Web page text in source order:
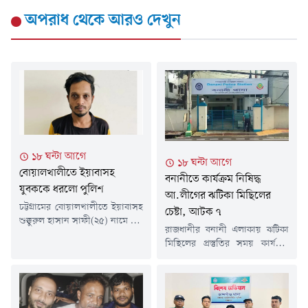
অপরাধথেকে আরও দেখুন
১৮ ঘন্টা আগে
বোয়ালখালীতে ইয়াবাসহ
যুবককে ধরলো পুলিশ
চট্টগ্রামের বোয়ালখালীতে ইয়াবাসহ
শুক্কুরুল হাসান সাফী(২৫) নামে এক
বাজারে ইয়াবা ট্যাবলেট বিক্রি সময়
তাকে আটক করা হয়।সাফী
সারোয়াতলী ইউনিয়নের ৫ নাম্বার
১৮ ঘন্টা আগে
বনানীতে কার্যক্রম নিষিদ্ধ
আ.লীগের ঝটিকা মিছিলের
চেষ্টা, আটক ৭
রাজধানীর বনানী এলাকায় ঝটিকা
মিছিলের প্রস্তুতির সময় কার্যক্রম
সহযোগী সংগঠনের সাতজনকে
আটক করা হয়েছে।গতকাল
বৃহস্পতিবার দিবাগত রাত সোয়া